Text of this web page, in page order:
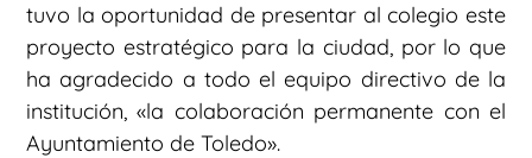
tuvo la oportunidad de presentar al colegio este
proyecto estratégico para la ciudad, por lo que
ha agradecido a todo el equipo directivo de la
institución, «la colaboración permanente con el
Ayuntamiento de Toledo».